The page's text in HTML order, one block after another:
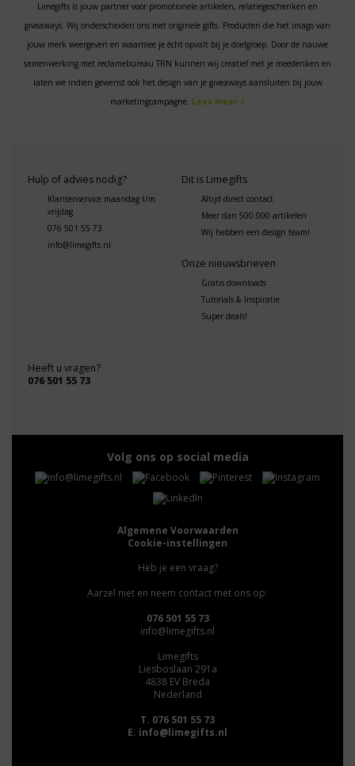
Limegifts is jouw partner voor promotionele artikelen, relatiegeschenken en
giveaways. Wij onderscheiden ons met originele gifts. Producten die het imago van
jouw merk weergeven en waarmee je écht opvalt bij je doelgroep. Door de nauwe
samenwerking met reclamebureau TRN kunnen wij creatief met je meedenken en
laten we indien gewenst ook het design van je giveaways aansluiten bij jouw
marketingcampagne. Lees meer >
Hulp of advies nodig?
Klantenservice maandag t/m
vrijdag
076 501 55 73
info@limegifts.nl
Dit is Limegifts
Altijd direct contact
Meer dan 500.000 artikelen
Wij hebben een design team!
Onze nieuwsbrieven
Gratis downloads
Tutorials & Inspiratie
Super deals!
Heeft u vragen?
076 501 55 73
Volg ons op social media
Algemene Voorwaarden
Cookie-instellingen
Heb je een vraag?
Aarzel niet en neem contact met ons op:
076 501 55 73
info@limegifts.nl
Limegifts
Liesboslaan 291a
4838 EV Breda
Nederland
T. 076 501 55 73
E. info@limegifts.nl